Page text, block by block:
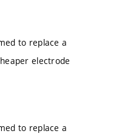
to replace a
electrode
to replace a